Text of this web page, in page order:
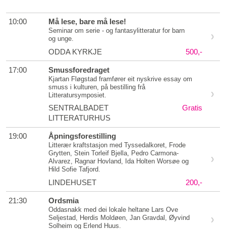
10:00 Må lese, bare må lese!
Seminar om serie - og fantasylitteratur for barn
og unge.
ODDA KYRKJE 500,-
17:00 Smussforedraget
Kjartan Fløgstad framfører eit nyskrive essay om
smuss i kulturen, på bestilling frå
Litteratursymposiet.
SENTRALBADET
LITTERATURHUS
Gratis
19:00 Åpningsforestilling
Litterær kraftstasjon med Tyssedalkoret, Frode
Grytten, Stein Torleif Bjella, Pedro Carmona-
Alvarez, Ragnar Hovland, Ida Holten Worsøe og
Hild Sofie Tafjord.
LINDEHUSET 200,-
21:30 Ordsmia
Oddasnakk med dei lokale heltane Lars Ove
Seljestad, Herdis Moldøen, Jan Gravdal, Øyvind
Solheim og Erlend Huus.